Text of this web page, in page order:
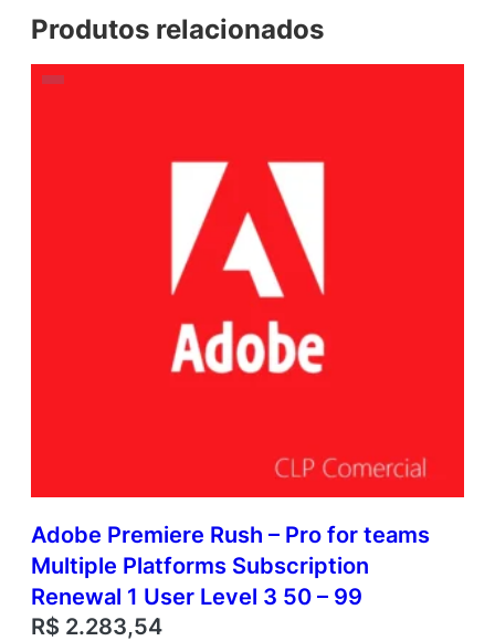
Produtos relacionados
Adobe Premiere Rush – Pro for teams
Multiple Platforms Subscription
Renewal 1 User Level 3 50 – 99
R$ 2.283,54